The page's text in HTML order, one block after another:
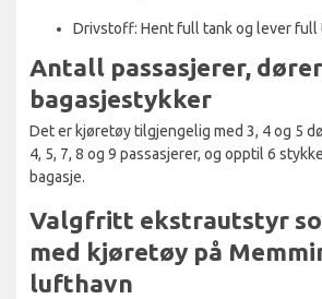
Drivstoff: Hent full tank og lever full
Antall passasjerer,
bagasjestykker
Det er kjøretøy tilgjengelig med 3, 4 og 5
4, 5, 7, 8 og 9 passasjerer, og opptil 6
bagasje.
Valgfritt ekstrautstyr
med kjøretøy på
lufthavn